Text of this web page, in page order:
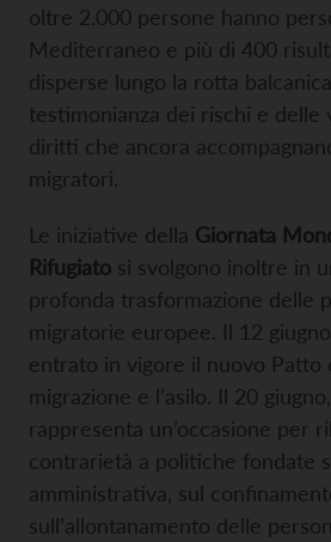
oltre 2.000 persone hanno
Mediterraneo e più di 400
disperse lungo la rotta
testimonianza dei rischi e delle
diritti che ancora
migratori.
Le iniziative della Giornata
Rifugiato si svolgono inoltre in
profonda trasformazione delle
migratorie europee. Il 12
entrato in vigore il nuovo Patto
migrazione e l’asilo. Il 20
rappresenta un’occasione per
contrarietà a politiche fondate
amministrativa, sul
sull’allontanamento delle